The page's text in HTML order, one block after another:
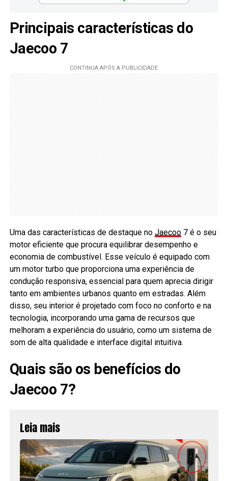
Principais características do
Jaecoo 7
Uma das características de destaque no Jaecoo7 é o seu
motor eficiente que procura equilibrar desempenho e
economia de combustível. Esse veículo é equipado com
um motor turbo que proporciona uma experiência de
condução responsiva, essencial para quem aprecia dirigir
tanto em ambientes urbanos quanto em estradas. Além
disso, seu interior é projetado com foco no conforto e na
tecnologia, incorporando uma gama de recursos que
melhoram a experiência do usuário, como um sistema de
som de alta qualidade e interface digital intuitiva.
Quais são os benefícios do
Jaecoo 7?
Leia mais